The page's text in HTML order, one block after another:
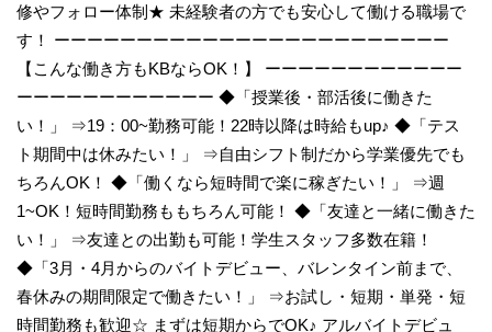
修やフォロー体制★ 未経験者の方でも安心して働ける職場で
す！ ーーーーーーーーーーーーーーーーーーーーーーーー
【こんな働き方もKBならOK！】 ーーーーーーーーーーーー
ーーーーーーーーーーーー ◆「授業後・部活後に働きた
い！」 ⇒19：00~勤務可能！22時以降は時給もup♪ ◆「テス
ト期間中は休みたい！」 ⇒自由シフト制だから学業優先でも
ちろんOK！ ◆「働くなら短時間で楽に稼ぎたい！」 ⇒週
1~OK！短時間勤務ももちろん可能！ ◆「友達と一緒に働きた
い！」 ⇒友達との出勤も可能！学生スタッフ多数在籍！
◆「3月・4月からのバイトデビュー、バレンタイン前まで、
春休みの期間限定で働きたい！」 ⇒お試し・短期・単発・短
時間勤務も歓迎☆ まずは短期からでOK♪ アルバイトデビュ